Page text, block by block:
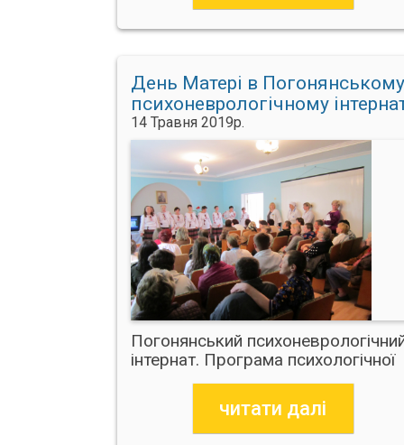
День Матері в Погонянському
психоневрологічному
14 Травня 2019р.
Погонянський
інтернат. Програма психологічної
допомоги
читати далі